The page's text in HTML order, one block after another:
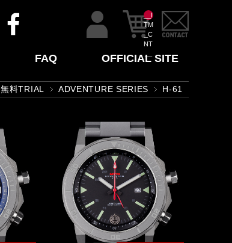
__I
TM
_C
NT
__
FAQ OFFICIAL SITE
無料TRIAL ADVENTURE SERIES H-61